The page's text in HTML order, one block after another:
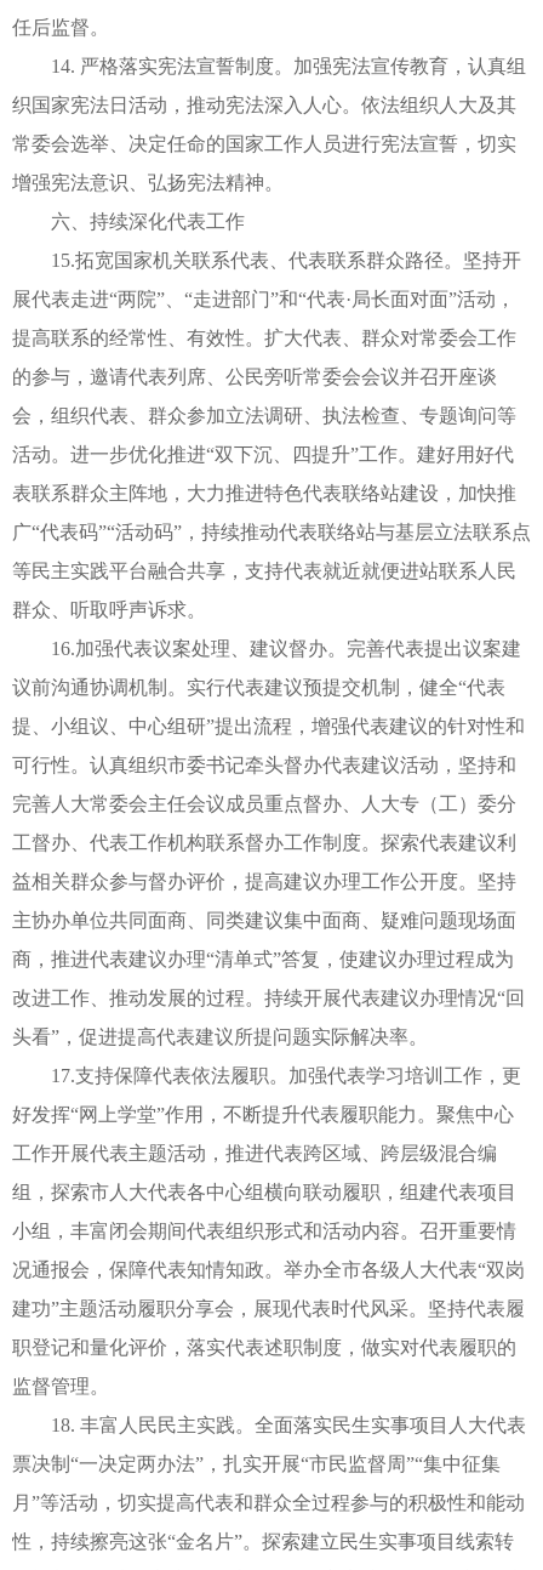
任后监督。
14. 严格落实宪法宣誓制度。加强宪法宣传教育，认真组
织国家宪法日活动，推动宪法深入人心。依法组织人大及其
常委会选举、决定任命的国家工作人员进行宪法宣誓，切实
增强宪法意识、弘扬宪法精神。
六、持续深化代表工作
15.拓宽国家机关联系代表、代表联系群众路径。坚持开
展代表走进“两院”、“走进部门”和“代表·局长面对面”活动，
提高联系的经常性、有效性。扩大代表、群众对常委会工作
的参与，邀请代表列席、公民旁听常委会会议并召开座谈
会，组织代表、群众参加立法调研、执法检查、专题询问等
活动。进一步优化推进“双下沉、四提升”工作。建好用好代
表联系群众主阵地，大力推进特色代表联络站建设，加快推
广“代表码”“活动码”，持续推动代表联络站与基层立法联系点
等民主实践平台融合共享，支持代表就近就便进站联系人民
群众、听取呼声诉求。
16.加强代表议案处理、建议督办。完善代表提出议案建
议前沟通协调机制。实行代表建议预提交机制，健全“代表
提、小组议、中心组研”提出流程，增强代表建议的针对性和
可行性。认真组织市委书记牵头督办代表建议活动，坚持和
完善人大常委会主任会议成员重点督办、人大专（工）委分
工督办、代表工作机构联系督办工作制度。探索代表建议利
益相关群众参与督办评价，提高建议办理工作公开度。坚持
主协办单位共同面商、同类建议集中面商、疑难问题现场面
商，推进代表建议办理“清单式”答复，使建议办理过程成为
改进工作、推动发展的过程。持续开展代表建议办理情况“回
头看”，促进提高代表建议所提问题实际解决率。
17.支持保障代表依法履职。加强代表学习培训工作，更
好发挥“网上学堂”作用，不断提升代表履职能力。聚焦中心
工作开展代表主题活动，推进代表跨区域、跨层级混合编
组，探索市人大代表各中心组横向联动履职，组建代表项目
小组，丰富闭会期间代表组织形式和活动内容。召开重要情
况通报会，保障代表知情知政。举办全市各级人大代表“双岗
建功”主题活动履职分享会，展现代表时代风采。坚持代表履
职登记和量化评价，落实代表述职制度，做实对代表履职的
监督管理。
18. 丰富人民民主实践。全面落实民生实事项目人大代表
票决制“一决定两办法”，扎实开展“市民监督周”“集中征集
月”等活动，切实提高代表和群众全过程参与的积极性和能动
性，持续擦亮这张“金名片”。探索建立民生实事项目线索转